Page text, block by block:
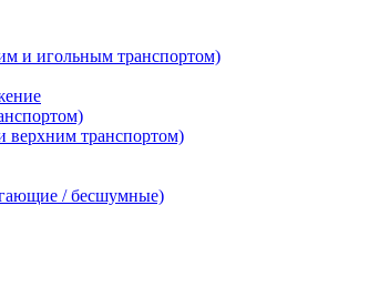
и игольным транспортом)
транспортом)
/ бесшумные)